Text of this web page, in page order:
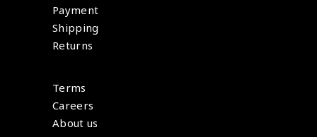
Payment
Shipping
Returns
Terms
Careers
About us